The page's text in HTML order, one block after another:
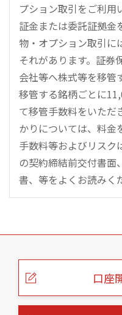
プション取引をご利用
証金または委託証拠金
物・オプション取引に
それがあります。証券
会社等へ株式等を移管
移管する銘柄ごとに
て移管手数料をいただ
かりについては、料金
手数料等およびリスク
の契約締結前交付書面
書、等をよくお読みく
こ
口座